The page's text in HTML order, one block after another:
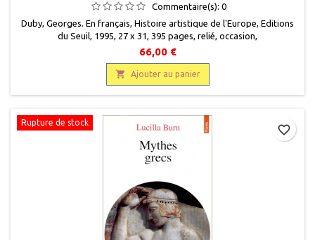
Commentaire(s): 0
Duby, Georges. En français , Histoire artistique de l'Europe , Editions
du Seuil, 1995 , 27 x 31 , 395 pages , relié , occasion ,
9782020173841.Très bon état, toilé éditeur gris, jaquette éditeur
illustrée. Livre protégé par un plastique.
66,00 €
 Ajouter au panier
Rupture de stock
favorite_border